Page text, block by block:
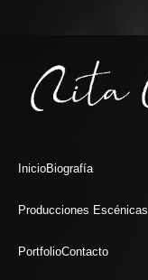
InicioBiografía
Producciones Escénicas
PortfolioContacto